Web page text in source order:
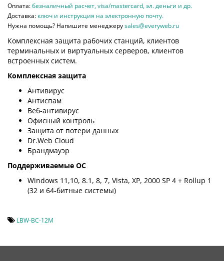
Оплата:безналичный расчет, visa/mastercard, эл. деньги и др.
Доставка: ключ и инструкция на электронную почту.
Нужна помощь? Напишите менеджеруsales@everyweb.ru
Комплексная защита рабочих станций, клиентов
терминальных и виртуальных серверов, клиентов
встроенных систем.
Комплексная защита
Антивирус
Антиспам
Веб-антивирус
Офисный контроль
Защита от потери данных
Dr.Web Cloud
Брандмауэр
Поддерживаемые ОС
Windows 11,10, 8.1, 8, 7, Vista, XP, 2000 SP 4 + Rollup 1
(32 и 64-битные системы)
LBW-BC-12M